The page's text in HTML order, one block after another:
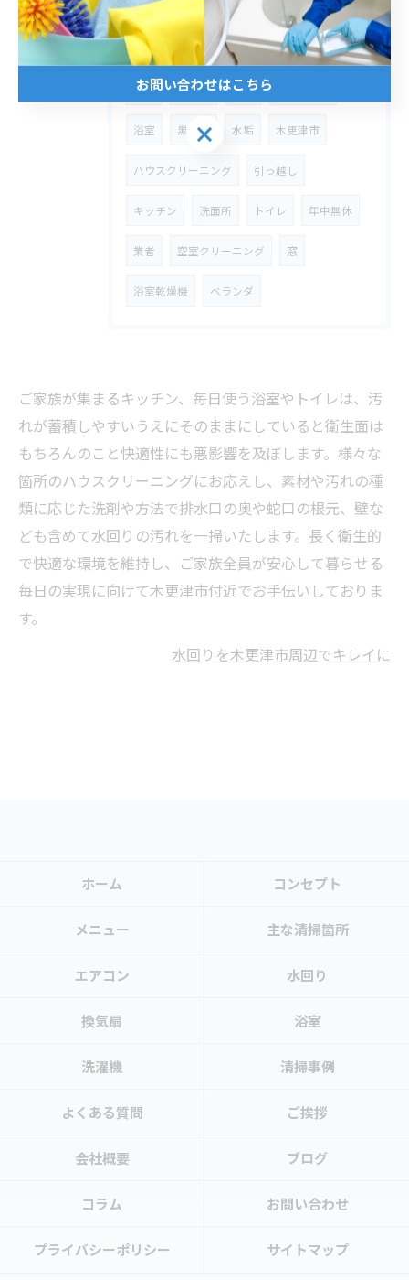
タグ Tags
臭い 洗濯機 カビ
浴室 黒ずみ 水垢 木更津市
ハウスクリーニング 引っ越し
キッチン 洗面所 トイレ 年中無休
業者 空室クリーニング 窓
浴室乾燥機 ベランダ
ご家族が集まるキッチン、毎日使う浴室やトイレは、汚
れが蓄積しやすいうえにそのままにしていると衛生面は
もちろんのこと快適性にも悪影響を及ぼします。様々な
箇所のハウスクリーニングにお応えし、素材や汚れの種
類に応じた洗剤や方法で排水口の奥や蛇口の根元、壁な
ども含めて水回りの汚れを一掃いたします。長く衛生的
で快適な環境を維持し、ご家族全員が安心して暮らせる
毎日の実現に向けて木更津市付近でお手伝いしておりま
す。
水回りを木更津市周辺でキレイに
ホーム コンセプト
メニュー 主な清掃箇所
エアコン 水回り
換気扇 浴室
洗濯機 清掃事例
よくある質問 ご挨拶
会社概要 ブログ
コラム お問い合わせ
プライバシーポリシー サイトマップ
お問い合わせはこちら
お問い合わせはこちら